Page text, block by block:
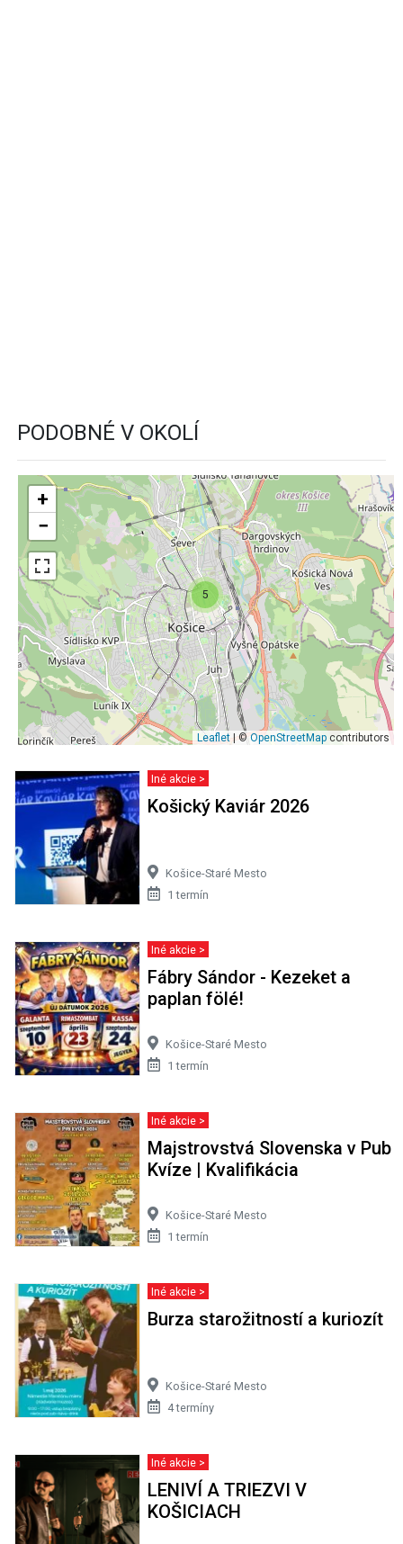
PODOBNÉ V OKOLÍ
5
+
−
Leaflet | ©OpenStreetMap contributors
Iné akcie >
Košický Kaviár 2026
Košice-Staré Mesto
1 termín
Iné akcie >
Fábry Sándor - Kezeket a
paplan fölé!
Košice-Staré Mesto
1 termín
Iné akcie >
Majstrovstvá Slovenska v Pub
Kvíze | Kvalifikácia
Košice-Staré Mesto
1 termín
Iné akcie >
Burza starožitností a kuriozít
Košice-Staré Mesto
4 termíny
Iné akcie >
LENIVÍ A TRIEZVI V
KOŠICIACH